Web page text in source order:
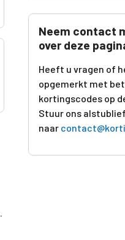
Neem contact
over deze
Heeft u vragen of
opgemerkt met
kortingscodes op
Stuur ons
naar